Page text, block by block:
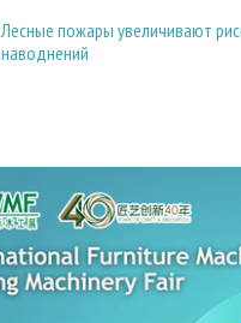
Лесные пожары увеличивают
наводнений